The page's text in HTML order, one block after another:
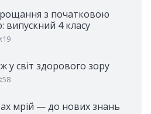
з початковою
4 класу
у світ здорового зору
мрій — до нових знань